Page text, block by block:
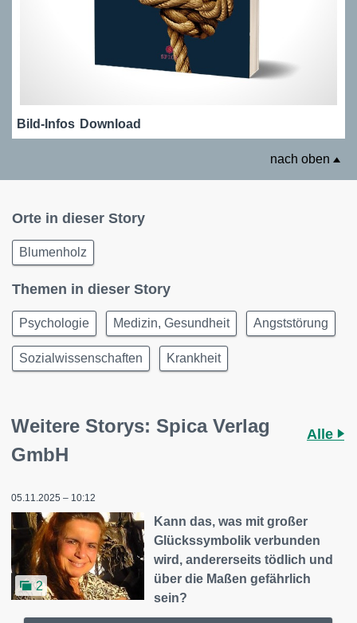
Bild-Infos Download
nach oben
Orte in dieser Story
Blumenholz
Themen in dieser Story
Psychologie Medizin, Gesundheit Angststörung
Sozialwissenschaften Krankheit
Weitere Storys: Spica Verlag
GmbH
Alle
05.11.2025 – 10:12
2
Kann das, was mit großer
Glückssymbolik verbunden
wird, andererseits tödlich und
über die Maßen gefährlich
sein?